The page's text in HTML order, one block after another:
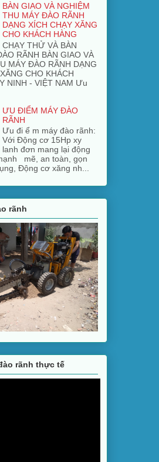
BÀN GIAO VÀ NGHIỆM
THU MÁY ĐÀO RÃNH
DẠNG XÍCH CHẠY XĂNG
CHO KHÁCH HÀNG
CHẠY THỬ VÀ BÀN
RÃNH BÀN GIAO VÀ
MÁY ĐÀO RÃNH DẠNG
CHO KHÁCH
NINH - VIỆT NAM Ưu
ƯU ĐIỂM MÁY ĐÀO
RÃNH
Ưu đi ể m máy đào rãnh:
Với Động cơ 15Hp xy
lanh đơn mang lại động
mẽ, an toàn, gọn
Động cơ xăng nh...
rãnh
rãnh thực tế